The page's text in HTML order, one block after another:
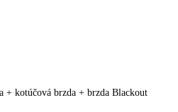
+ kotúčová brzda + brzda Blackout